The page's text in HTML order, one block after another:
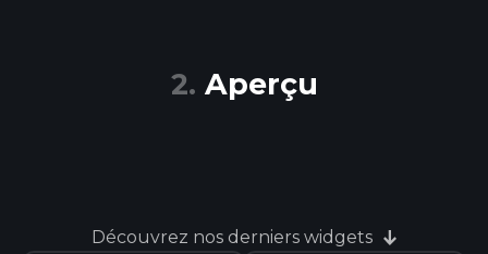
Aperçu
Découvrez nos derniers widgets